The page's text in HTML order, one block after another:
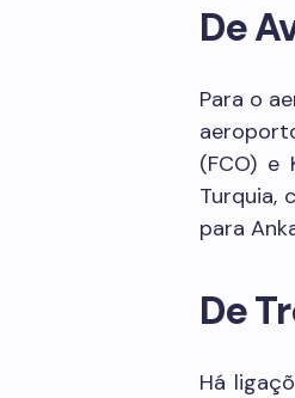
De
Para o
(FCO) e
Turquia,
para
De
Há